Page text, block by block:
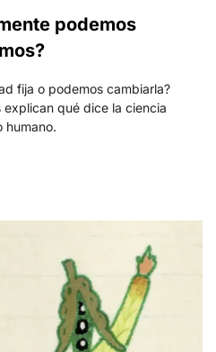
podemos
fija o podemos cambiarla?
qué dice la ciencia
humano.